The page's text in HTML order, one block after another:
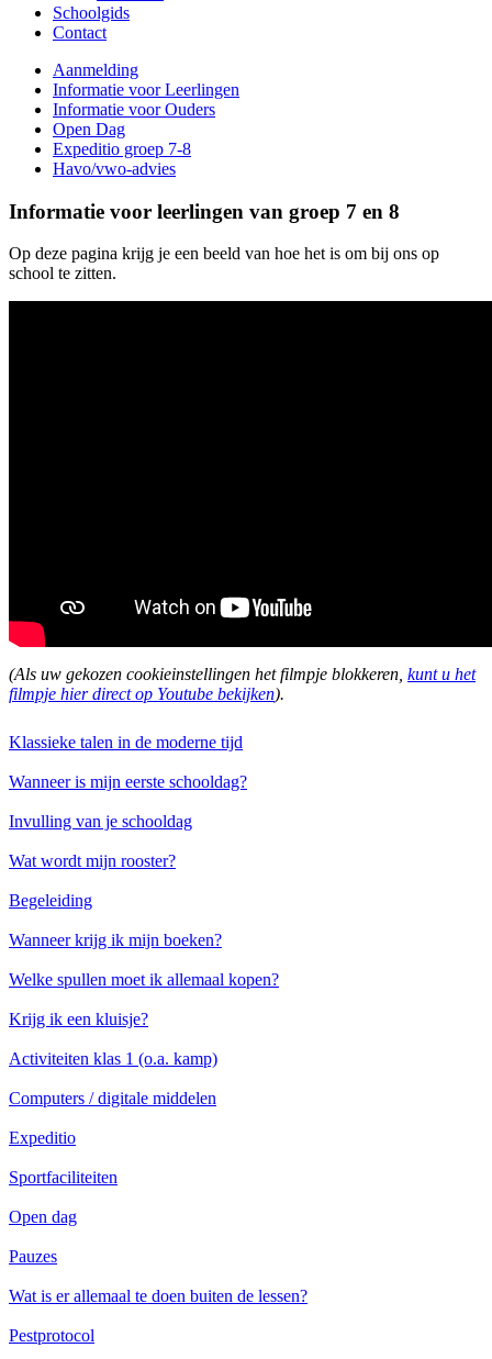
Schoolgids
Contact
Aanmelding
Informatie voor Leerlingen
Informatie voor Ouders
Open Dag
Expeditio groep 7-8
Havo/vwo-advies
Informatie voor leerlingen van groep 7 en 8
Op deze pagina krijg je een beeld van hoe het is om bij ons op
school te zitten.
(Als uw gekozen cookieinstellingen het filmpje blokkeren, kunt u het
filmpje hier direct op Youtube bekijken).
Klassieke talen in de moderne tijd
Wanneer is mijn eerste schooldag?
Invulling van je schooldag
Wat wordt mijn rooster?
Begeleiding
Wanneer krijg ik mijn boeken?
Welke spullen moet ik allemaal kopen?
Krijg ik een kluisje?
Activiteiten klas 1 (o.a. kamp)
Computers / digitale middelen
Expeditio
Sportfaciliteiten
Open dag
Pauzes
Wat is er allemaal te doen buiten de lessen?
Pestprotocol